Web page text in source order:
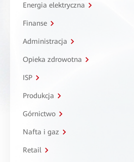
Energia elektryczna
Finanse
Administracja
Opieka zdrowotna
ISP
Produkcja
Górnictwo
Nafta i gaz
Retail